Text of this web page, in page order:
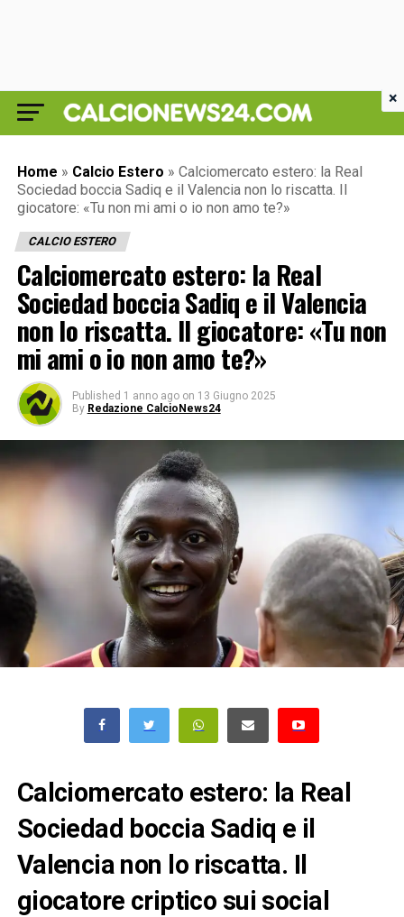
Home » Calcio Estero » Calciomercato estero: la Real
Sociedad boccia Sadiq e il Valencia non lo riscatta. Il
giocatore: «Tu non mi ami o io non amo te?»
CALCIO ESTERO
Calciomercato estero: la Real
Sociedad boccia Sadiq e il Valencia
non lo riscatta. Il giocatore: «Tu non
mi ami o io non amo te?»
Published 1 anno ago on 13 Giugno 2025
By Redazione CalcioNews24
Calciomercato estero: la Real
Sociedad boccia Sadiq e il
Valencia non lo riscatta. Il
giocatore criptico sui social
×